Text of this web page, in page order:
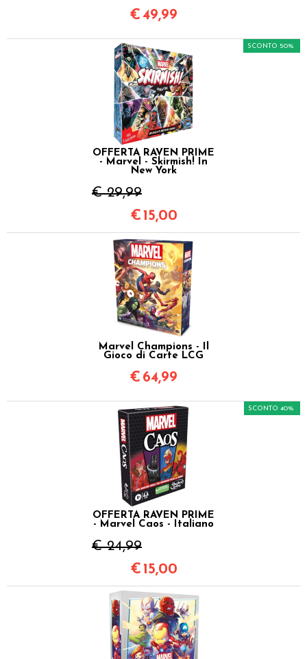
€49,99
OFFERTA RAVEN PRIME
- Marvel - Skirmish! In
New York
€ 29,99
SCONTO 50%
€ 15,00
Marvel Champions - Il
Gioco di Carte LCG
€ 64,99
OFFERTA RAVEN PRIME
- Marvel Caos - Italiano
€ 24,99
SCONTO 40%
€ 15,00